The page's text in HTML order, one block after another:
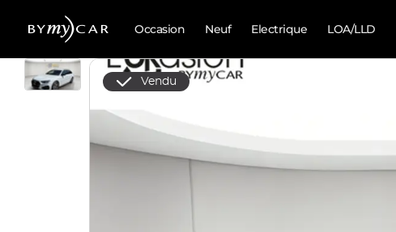
Occasion Neuf Electrique LOA/LLD
Vendu